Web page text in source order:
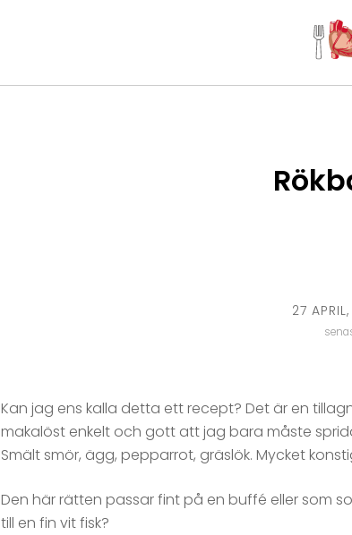
27
Kan jag ens kalla detta ett recept? Det är en
makalöst enkelt och gott att jag bara måste
Smält smör, ägg, pepparrot, gräslök. Mycket
Den här rätten passar fint på en buffé eller som
till en fin vit fisk?